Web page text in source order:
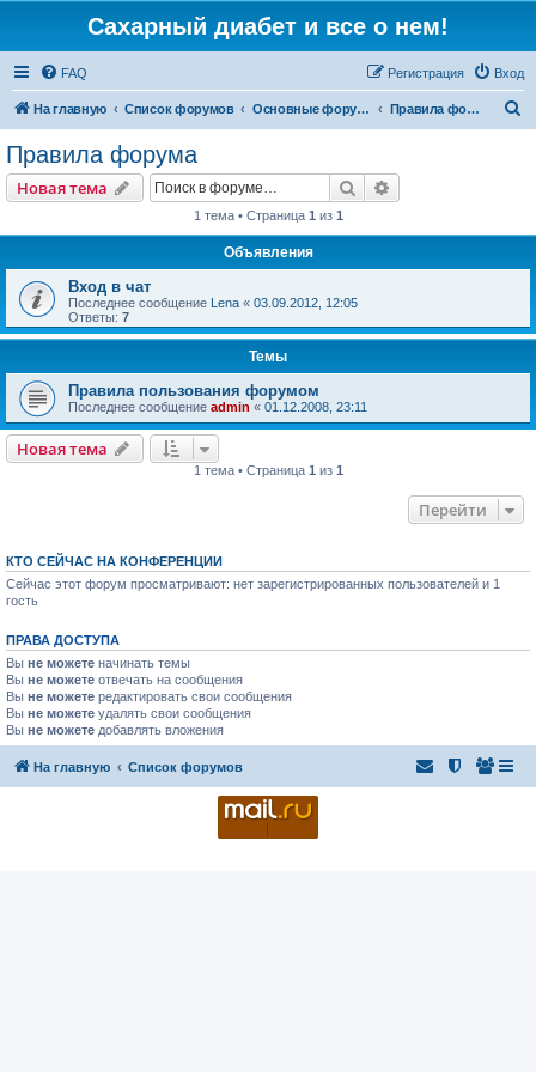
Сахарный диабет и все о нем!
FAQ Вход
Регистрация
На главную Список форумов Основные форумы Правила форума
Правила форума
Новая тема Поиск
1 тема • Страница 1 из 1
Объявления
Вход в чат
Последнее сообщение Lena « 03.09.2012, 12:05
Ответы: 7
Темы
Правила пользования форумом
Последнее сообщение admin « 01.12.2008, 23:11
Новая тема
1 тема • Страница 1 из 1
Перейти
КТО СЕЙЧАС НА КОНФЕРЕНЦИИ
Сейчас этот форум просматривают: нет зарегистрированных пользователей и 1
гость
ПРАВА ДОСТУПА
Вы не можете начинать темы
Вы не можете отвечать на сообщения
Вы не можете редактировать свои сообщения
Вы не можете удалять свои сообщения
Вы не можете добавлять вложения
На главную Список форумов